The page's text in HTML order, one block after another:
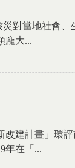
對當地社會
龐大...
建計畫」環
年在「...